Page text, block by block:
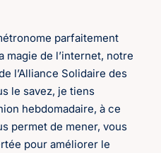
parfaitement
de l’internet, notre
l’Alliance Solidaire des
le savez, je tiens
hebdomadaire, à ce
permet de mener, vous
pour améliorer le